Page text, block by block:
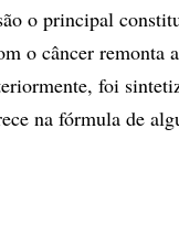
o principal
o câncer remonta
foi
na fórmula de